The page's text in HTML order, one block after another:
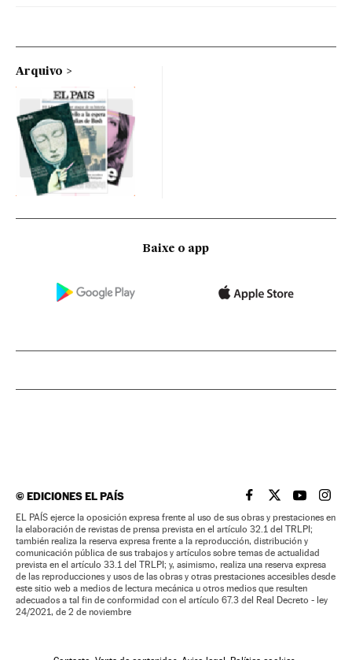
Arquivo
Baixe o app
©EDICIONES EL PAÍS EL PAÍS BRASIL EN
EL PAÍSEL PAÍS
EL
EL PAÍS ejerce la oposición expresa frente al uso de sus obras y prestaciones en
la elaboración de revistas de prensa prevista en el artículo 32.1 del TRLPI;
también realiza la reserva expresa frente a la reproducción, distribución y
comunicación pública de sus trabajos y artículos sobre temas de actualidad
prevista en el artículo 33.1 del TRLPI; y, asimismo, realiza una reserva expresa
de las reproducciones y usos de las obras y otras prestaciones accesibles desde
este sitio web a medios de lectura mecánica u otros medios que resulten
adecuados a tal fin de conformidad con el artículo 67.3 del Real Decreto - ley
24/2021, de 2 de noviembre